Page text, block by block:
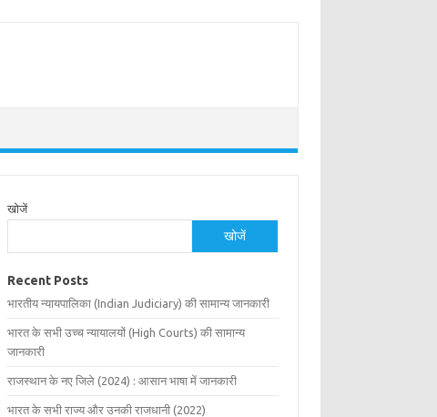
खोजें
खोजें
Recent Posts
भारतीय न्यायपालिका (Indian Judiciary) की सामान्य जानकारी
भारत के सभी उच्च न्यायालयों (High Courts) की सामान्य
जानकारी
राजस्थान के नए जिले (2024) : आसान भाषा में जानकारी
भारत के सभी राज्य और उनकी राजधानी (2022)